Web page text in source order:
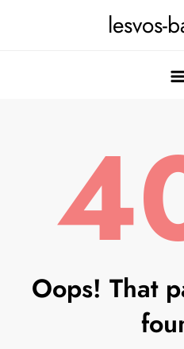
lesvos-
Oops! That